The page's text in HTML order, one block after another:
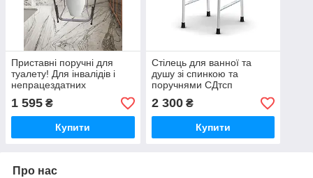
Приставні поручні для
туалету! Для інвалідів і
непрацездатних
1 595 ₴
Купити
Стілець для ванної та
душу зі спинкою та
поручнями СДтсп
2 300₴
Купити
Про нас